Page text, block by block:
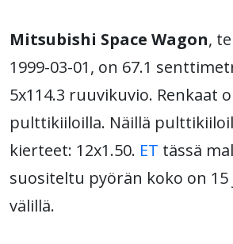
Mitsubishi Space Wagon,
1999-03-01, on 67.1
5x114.3 ruuvikuvio. Renkaat
pulttikiiloilla. Näillä
kierteet: 12x1.50. ET tässä
suositeltu pyörän koko on 15
välillä.